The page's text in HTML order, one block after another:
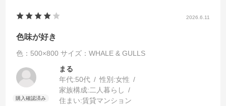
2026.6.11
色味が好き
色：500×800 サイズ：WHALE & GULLS
まる
年代:50代 性別:女性
家族構成:二人暮らし
住まい:賃貸マンション